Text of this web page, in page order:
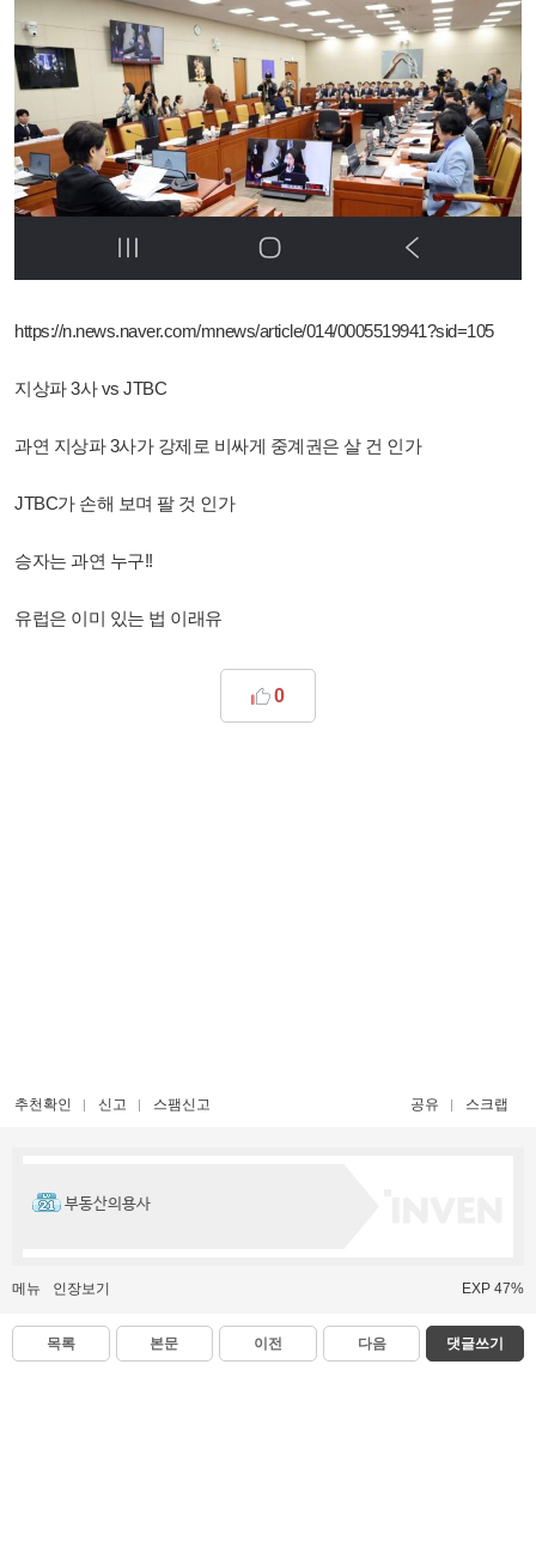
https://n.news.naver.com/mnews/article/014/0005519941?sid=105
지상파 3사 vs JTBC
과연 지상파 3사가 강제로 비싸게 중계권은 살 건 인가
JTBC가 손해 보며 팔 것 인가
승자는 과연 누구!!
유럽은 이미 있는 법 이래유
0
추천확인 신고 스팸신고 공유 스크랩
부동산의용사
메뉴 인장보기 EXP 47%
목록 본문 이전 다음 댓글쓰기